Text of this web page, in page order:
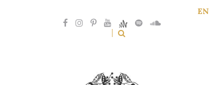
EN